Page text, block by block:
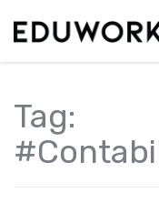
Tag: